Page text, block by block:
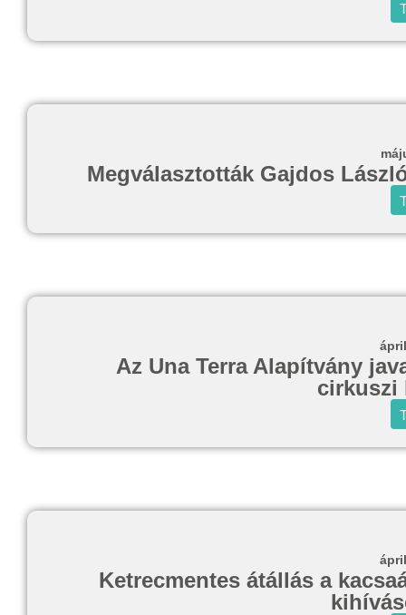
Megválasztották Gajdos
Az Una Terra Alapítvány
cirkuszi
Ketrecmentes átállás a